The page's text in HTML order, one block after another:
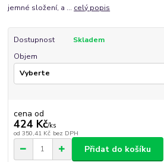
jemné složení, a ... celý popis
Dostupnost
Skladem
Objem
cena od
424 Kč/ks
od 350,41 Kč bez DPH
Přidat do košíku